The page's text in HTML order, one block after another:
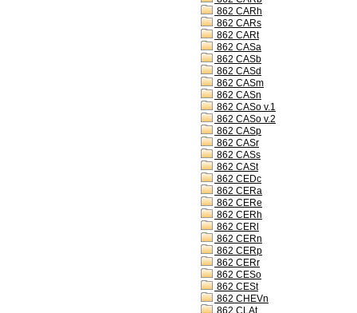
862 CARh
862 CARs
862 CARt
862 CASa
862 CASb
862 CASd
862 CASm
862 CASn
862 CASo v.1
862 CASo v.2
862 CASp
862 CASr
862 CASs
862 CASt
862 CEDc
862 CERa
862 CERe
862 CERh
862 CERl
862 CERn
862 CERp
862 CERr
862 CESo
862 CESt
862 CHEVn
862 CLAt